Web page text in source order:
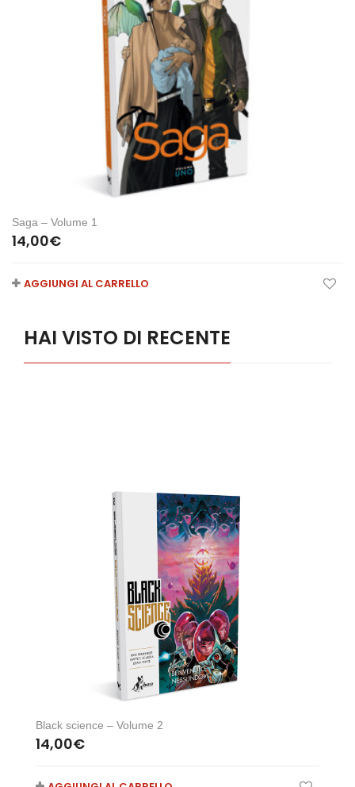
Saga – Volume 1
14,00€
AGGIUNGI AL CARRELLO
HAI VISTO DI RECENTE
Black science – Volume 2
14,00€